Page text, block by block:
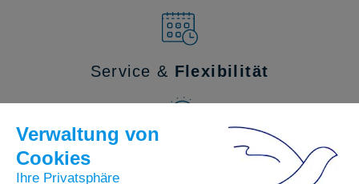
Service & Flexibilität
Forschung & Innovation